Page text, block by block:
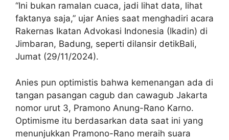
“Ini bukan ramalan cuaca, jadi lihat data, lihat
faktanya saja,” ujar Anies saat menghadiri acara
Rakernas Ikatan Advokasi Indonesia (Ikadin) di
Jimbaran, Badung, seperti dilansir detikBali,
Jumat (29/11/2024).
Anies pun optimistis bahwa kemenangan ada di
tangan pasangan cagub dan cawagub Jakarta
nomor urut 3, Pramono Anung-Rano Karno.
Optimisme itu berdasarkan data saat ini yang
menunjukkan Pramono-Rano meraih suara